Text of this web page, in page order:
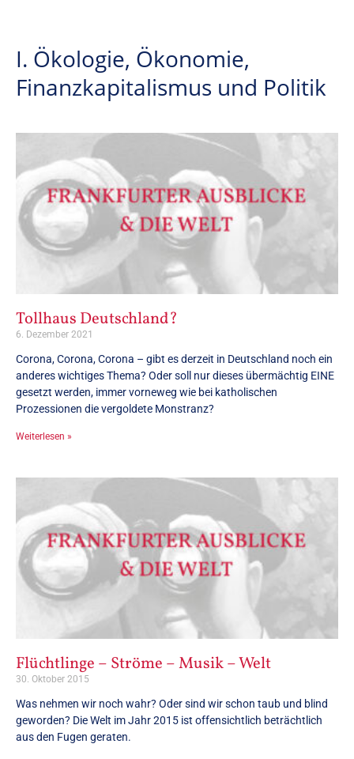
I. Ökologie, Ökonomie,
Finanzkapitalismus und Politik
Tollhaus Deutschland?
6. Dezember 2021
Corona, Corona, Corona – gibt es derzeit in Deutschland noch ein
anderes wichtiges Thema? Oder soll nur dieses übermächtig EINE
gesetzt werden, immer vorneweg wie bei katholischen
Prozessionen die vergoldete Monstranz?
Weiterlesen »
Flüchtlinge – Ströme – Musik – Welt
30. Oktober 2015
Was nehmen wir noch wahr? Oder sind wir schon taub und blind
geworden? Die Welt im Jahr 2015 ist offensichtlich beträchtlich
aus den Fugen geraten.